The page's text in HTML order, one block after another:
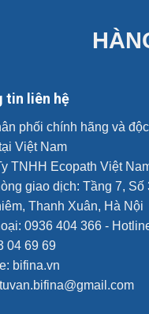
tin liên hệ
phối chính hãng và độc
Việt Nam
TNHH Ecopath Việt
giao dịch: Tầng 7, Số
Thanh Xuân, Hà Nội
0936 404 366 -
04 69 69
bifina.vn